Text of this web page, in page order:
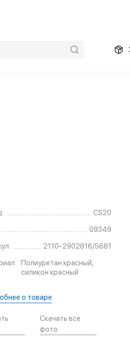
CS20
09349
2110-2902816/5681
Полиуретан красный,
силикон красный
о товаре
Скачать все
фото